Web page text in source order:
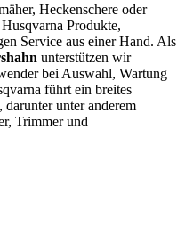
Heckenschere oder
Produkte,
Service aus einer Hand. Als
unterstützen wir
bei Auswahl, Wartung
führt ein breites
unter anderem
Trimmer und